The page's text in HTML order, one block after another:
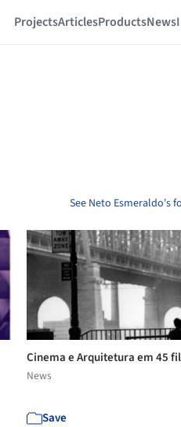
ProjectsArticlesProductsNews
See Neto Esmeraldo's
Cinema e Arquitetura em 45
News
Save